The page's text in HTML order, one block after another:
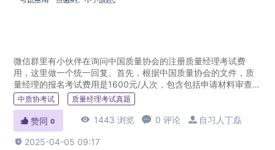
微信群里有小伙伴在询问中国质量协会的注册质量经理考试费
用，这里做一个统一回复。首先，根据中国质量协会的文件，质
量经理的报名考试费用是1600元/人次，包含包括申请材料审查、
考试、能力评价等相关费用。其次，如果是第一次考试没有通
过，到第二年的...
中质协考试 质量经理考试真题
 赞同 0  1443 浏览  0 评论  自习人丁磊
 2025-04-05 09:17